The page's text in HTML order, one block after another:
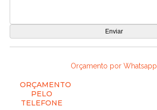
Orçamento por Whatsapp
ORÇAMENTO
PELO
TELEFONE